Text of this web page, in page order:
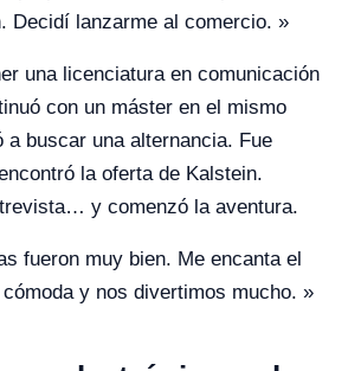
Decidí lanzarme al comercio. »
una licenciatura en comunicación
con un máster en el mismo
a buscar una alternancia. Fue
la oferta de Kalstein.
y comenzó la aventura.
fueron muy bien. Me encanta el
y nos divertimos mucho. »